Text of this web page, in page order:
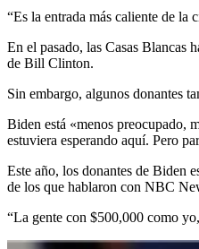
“Es la entrada más caliente de la
En el pasado, las Casas Blancas
de Bill Clinton.
Sin embargo, algunos donantes
Biden está «menos preocupado,
estuviera esperando aquí. Pero
Este año, los donantes de Biden
de los que hablaron con NBC
“La gente con $500,000 como